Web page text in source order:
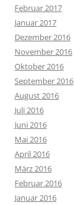
Februar 2017
Januar 2017
Dezember 2016
November 2016
Oktober 2016
September 2016
August 2016
Juli 2016
Juni 2016
Mai 2016
April 2016
März 2016
Februar 2016
Januar 2016